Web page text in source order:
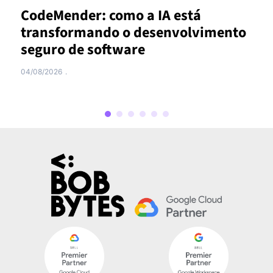
Por que conhecimento disperso
continua sendo um dos maiores
custos ocultos das empresas
29/07/2026